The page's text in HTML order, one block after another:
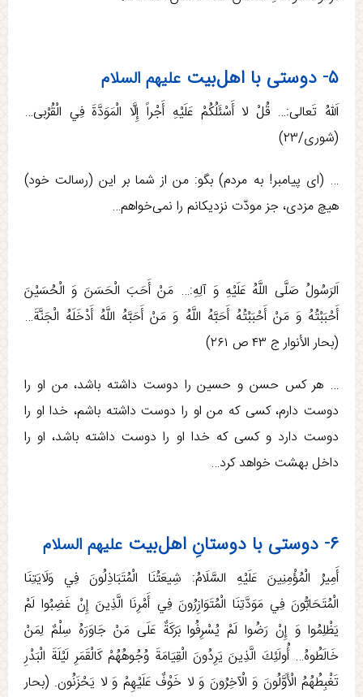
۵- دوستی با اهل‌بیت علیهم السلام
اَللهُ تَعالی:… قُلْ لا أَسْئَلُكُمْ عَلَيْهِ أَجْراً إِلَّا الْمَوَدَّةَ فِي الْقُرْبی‏…
(شوری/۲۳)
… (ای پيامبر! به مردم) بگو: من از شما بر اين (رسالت خود)
هيچ مزدی، جز مودّت نزديكانم را نمی‌‏خواهم…
اَلرَسُولُ صَلَّی اللَّهُ عَلَيْهِ وَ آلِهِ:‏‏… مَنْ‏ أَحَبَ‏ الْحَسَنَ‏ وَ الْحُسَيْنَ‏
أَحْبَبْتُهُ‏ وَ مَنْ‏ أَحْبَبْتُهُ‏ أَحَبَّهُ اللَّهُ وَ مَنْ أَحَبَّهُ اللَّهُ أَدْخَلَهُ الْجَنَّةَ…
(بحار الأنوار ج ‏۴۳ ص ۲۶۱)
… هر کس حسن و حسین را دوست داشته باشد، من او را
دوست دارم، کسی که من او را دوست داشته باشم، خدا او را
دوست دارد و کسی که خدا او را دوست داشته باشد، او را
داخل بهشت خواهد کرد…
۶- دوستی با دوستانِ اهل‌بیت علیهم السلام
أَمِيرُ الْمُؤْمِنِينَ عَلَيْهِ السَّلَامُ: شِيعَتُنَا الْمُتَبَاذِلُونَ فِي وَلَايَتِنَا
الْمُتَحَابُّونَ فِي مَوَدَّتِنَا الْمُتَوَازِرُونَ فِي أَمْرِنَا الَّذِينَ إِنْ غَضِبُوا لَمْ
يَظْلِمُوا وَ إِنْ رَضُوا لَمْ يُسْرِفُوا بَرَكَةٌ عَلَی مَنْ جَاوَرَهُ سِلْمٌ لِمَنْ
خَالَطُوهُ… أُولَئِكَ الَّذِينَ يَرِدُونَ الْقِيَامَةَ وُجُوهُهُمْ كَالْقَمَرِ لَيْلَةَ الْبَدْرِ
تَغْبِطُهُمُ الْأَوَّلُونَ وَ الْآخِرُونَ وَ لا خَوْفٌ عَلَيْهِمْ وَ لا يَحْزَنُون. (بحار